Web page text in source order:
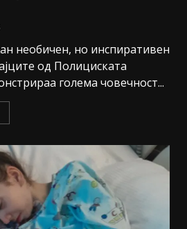
необичен, но инспиративен
од Полициската
голема човечност...